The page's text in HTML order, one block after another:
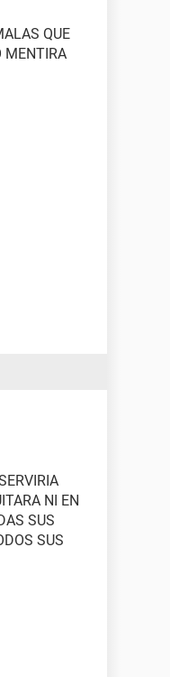
QUE
MENTIRA
NI EN
SUS
SUS